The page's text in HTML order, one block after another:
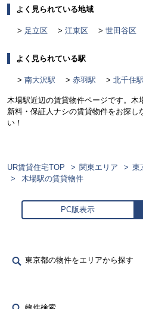
よく見られている地域
足立区 江東区 世田谷区
よく見られている駅
南大沢駅 赤羽駅 北千住駅
木場駅近辺の賃貸物件ページです。木
新料・保証人ナシの賃貸物件をお探し
い！
UR賃貸住宅TOP 関東エリア 東
木場駅の賃貸物件
PC版表示
東京都の物件をエリアから探す